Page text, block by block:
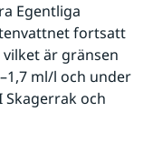
Egentliga
fortsatt
är gränsen
ml/l och under
Skagerrak och